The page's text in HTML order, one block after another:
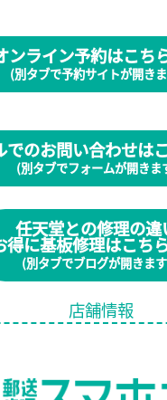
ンライン予約はこち
(別タブで予約サイトが開き
でのお問い合わせは
(別タブでフォームが開きま
任天堂との修理の違
得に基板修理はこち
(別タブでブログが開きま
店舗情報